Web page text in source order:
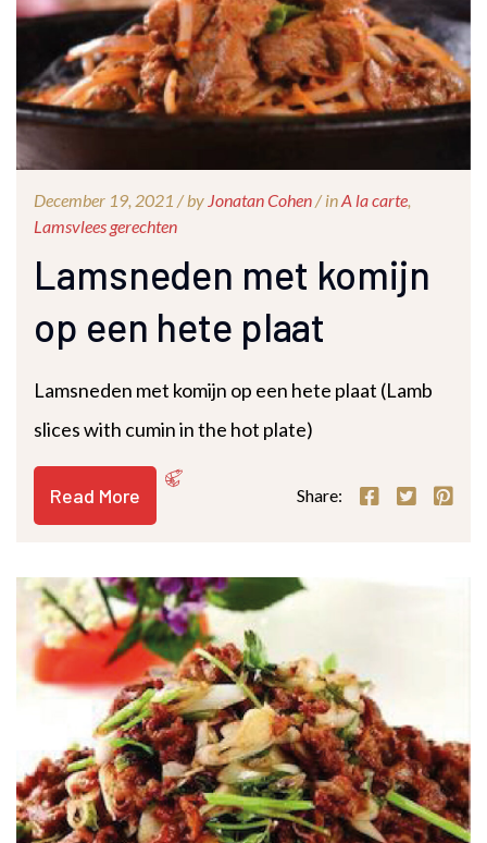
December 19, 2021 /by Jonatan Cohen/ inA la carte,
Lamsvlees gerechten
Lamsneden met komijn
op een hete plaat
Lamsneden met komijn op een hete plaat (Lamb
slices with cumin in the hot plate)
Read More Share: